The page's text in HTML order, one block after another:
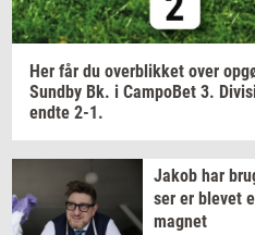
Her får du over­blik­ket over
Sund­by Bk. i Cam­po­Bet 3.
endte 2-1.
Jakob har
ser er ble­vet
magnet